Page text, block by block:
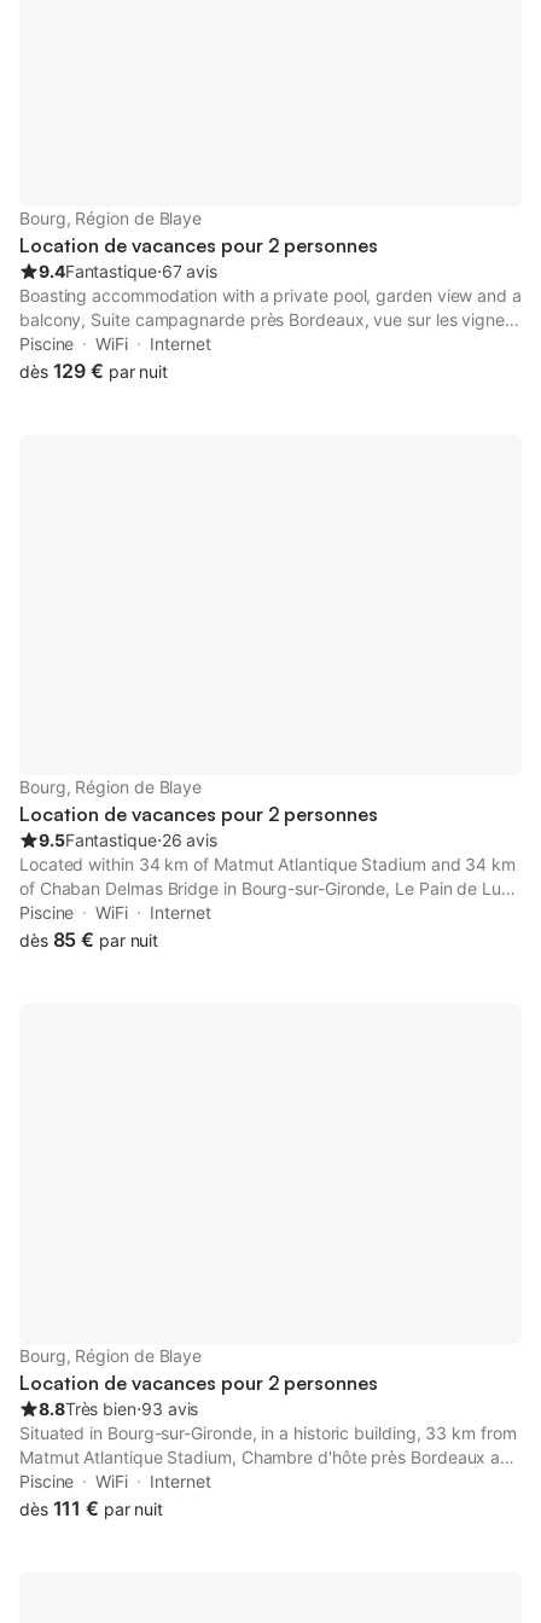
Bourg, Région de Blaye
Location de vacances pour 2 personnes
9.4Fantastique⋅67 avis
Boasting accommodation with a private pool, garden view and a
balcony, Suite campagnarde près Bordeaux, vue sur les vignes
au Château Camponac is situated in Bourg-sur-Gironde.
Piscine WiFi
Internet
dès 129 € par nuit
Bourg, Région de Blaye
Location de vacances pour 2 personnes
9.5Fantastique⋅26 avis
Located within 34 km of Matmut Atlantique Stadium and 34 km
of Chaban Delmas Bridge in Bourg-sur-Gironde, Le Pain de Lune
Gîte et Chambre d'hôtes avec Piscine provides accommodation
with seating area.
Piscine WiFi
Internet
dès 85 € par nuit
Bourg, Région de Blaye
Location de vacances pour 2 personnes
8.8Très bien⋅93 avis
Situated in Bourg-sur-Gironde, in a historic building, 33 km from
Matmut Atlantique Stadium, Chambre d'hôte près Bordeaux au
château Camponac is a bed and breakfast with free bikes and
garden.
Piscine WiFi
Internet
dès 111 € par nuit